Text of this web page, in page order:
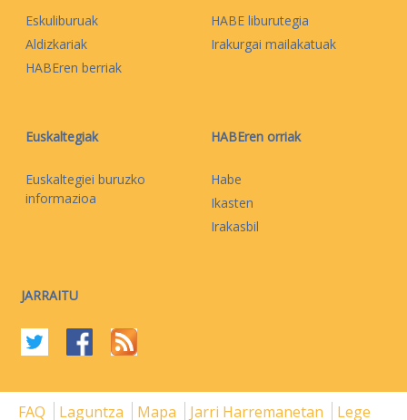
Eskuliburuak
Aldizkariak
HABEren berriak
HABE liburutegia
Irakurgai mailakatuak
Euskaltegiak
Euskaltegiei buruzko
informazioa
HABEren orriak
Habe
Ikasten
Irakasbil
JARRAITU
FAQ Laguntza Mapa Jarri Harremanetan Lege